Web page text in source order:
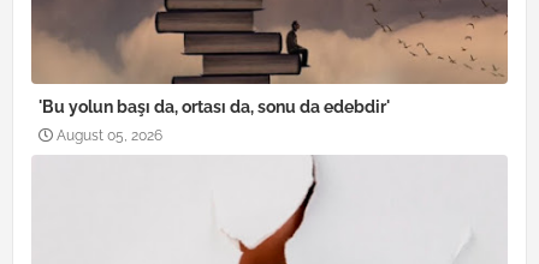
'Bu yolun başı da, ortası da, sonu da edebdir'
August 05, 2026